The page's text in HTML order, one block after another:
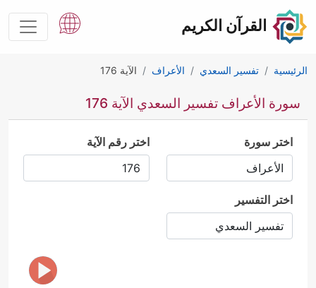
القرآن الكريم
الرئيسية تفسير السعدي الأعراف الآية 176
سورة الأعراف تفسير السعدي الآية 176
اختر سورة اختر رقم الآية
اختر التفسير